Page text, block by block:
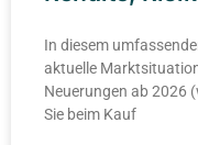
In diesem
aktuelle
Neuerungen ab 2026
Sie beim Kauf